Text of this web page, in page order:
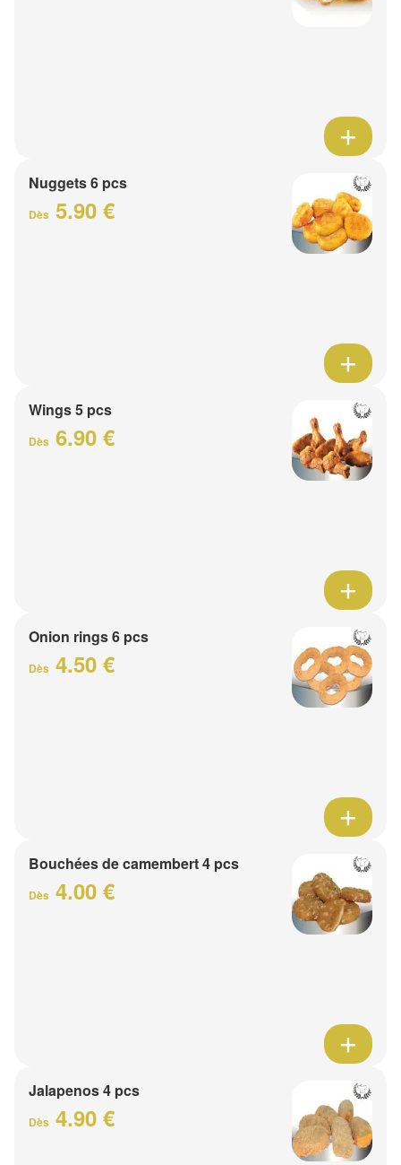
Nuggets 6 pcs
Dès 5.90 €
Wings 5 pcs
Dès 6.90 €
Onion rings 6 pcs
Dès 4.50 €
Bouchées de camembert 4 pcs
Dès 4.00 €
Jalapenos 4 pcs
Dès 4.90 €